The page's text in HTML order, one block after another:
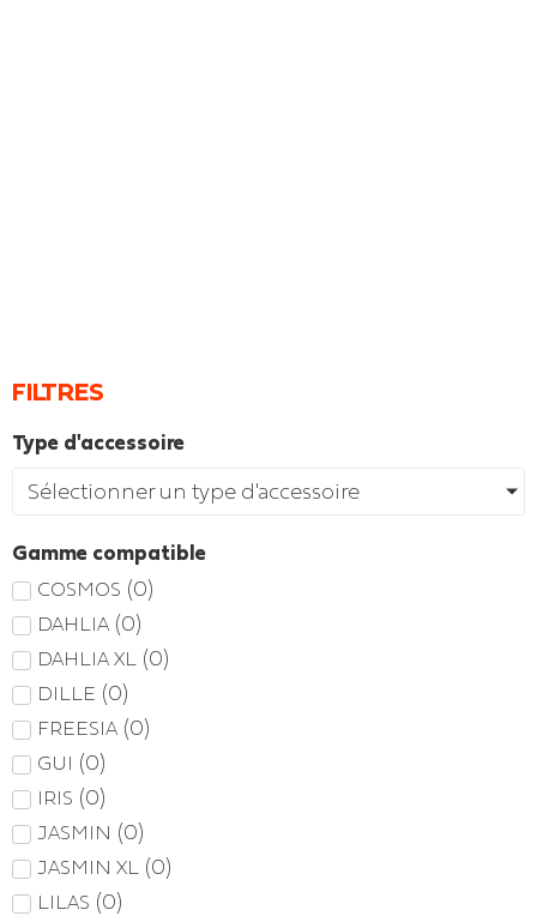
FILTRES
Type d'accessoire
Sélectionner un type d'accessoire
Gamme compatible
COSMOS (0)
DAHLIA (0)
DAHLIA XL (0)
DILLE (0)
FREESIA (0)
GUI (0)
IRIS (0)
JASMIN (0)
JASMIN XL (0)
LILAS (0)